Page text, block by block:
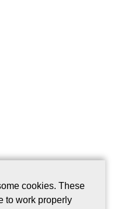
cookies. These
to work properly